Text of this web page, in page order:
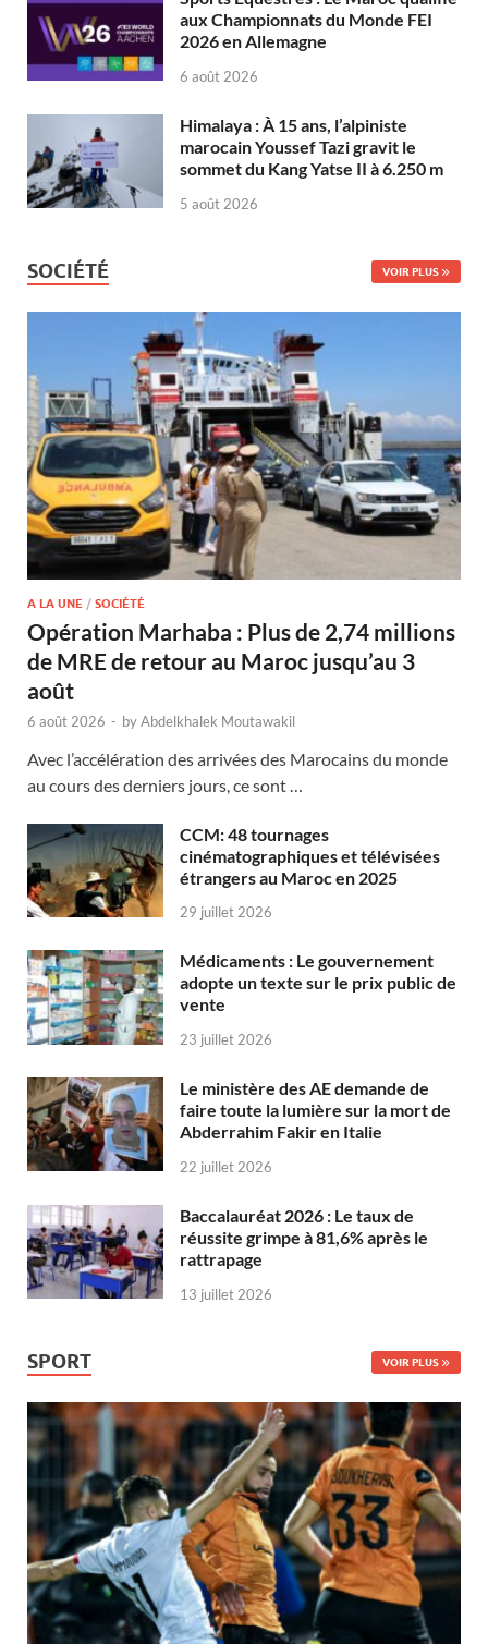
aux Championnats du Monde FEI
2026 en Allemagne
6 août 2026
Himalaya : À 15 ans, l’alpiniste
marocain Youssef Tazi gravit le
sommet du Kang Yatse II à 6.250 m
5 août 2026
SOCIÉTÉ VOIR PLUS
A LA UNE / SOCIÉTÉ
Opération Marhaba : Plus de 2,74 millions
de MRE de retour au Maroc jusqu’au 3
août
6 août 2026 - byAbdelkhalek Moutawakil
Avec l’accélération des arrivées des Marocains du monde
au cours des derniers jours, ce sont …
CCM: 48 tournages
cinématographiques et télévisées
étrangers au Maroc en 2025
29 juillet 2026
Médicaments : Le gouvernement
adopte un texte sur le prix public de
vente
23 juillet 2026
Le ministère des AE demande de
faire toute la lumière sur la mort de
Abderrahim Fakir en Italie
22 juillet 2026
Baccalauréat 2026 : Le taux de
réussite grimpe à 81,6% après le
rattrapage
13 juillet 2026
SPORT VOIR PLUS